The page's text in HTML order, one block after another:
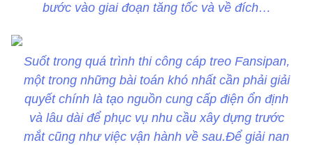
bước vào giai đoạn tăng tốc và về đích…
Suốt trong quá trình thi công cáp treo Fansipan,
một trong những bài toán khó nhất cần phải giải
quyết chính là tạo nguồn cung cấp điện ổn định
và lâu dài để phục vụ nhu cầu xây dựng trước
mắt cũng như việc vận hành về sau.Để giải nan